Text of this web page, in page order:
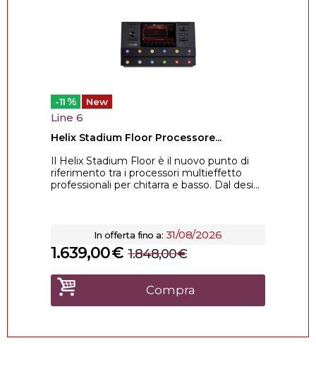
-11 % New
Line 6
Helix Stadium Floor Processore...
Il Helix Stadium Floor è il nuovo punto di
riferimento tra i processori multieffetto
professionali per chitarra e basso. Dal desi...
In offerta fino a: 31/08/2026
€
1.639,00 €
1.848,00
Compra